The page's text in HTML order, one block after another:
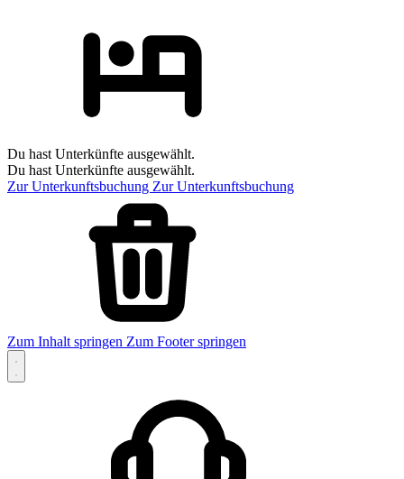
Du hast Unterkünfte ausgewählt.
Du hast Unterkünfte ausgewählt.
Zur Unterkunftsbuchung Zur Unterkunftsbuchung
Zum Inhalt springen Zum Footer springen